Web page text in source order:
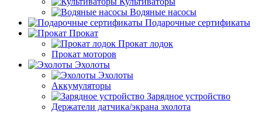
Водяные насосы
Подарочные сертификаты
Прокат
Прокат лодок
Прокат моторов
Эхолоты
Эхолоты
Аккумуляторы
Зарядное устройство
Держатели датчика/экрана эхолота